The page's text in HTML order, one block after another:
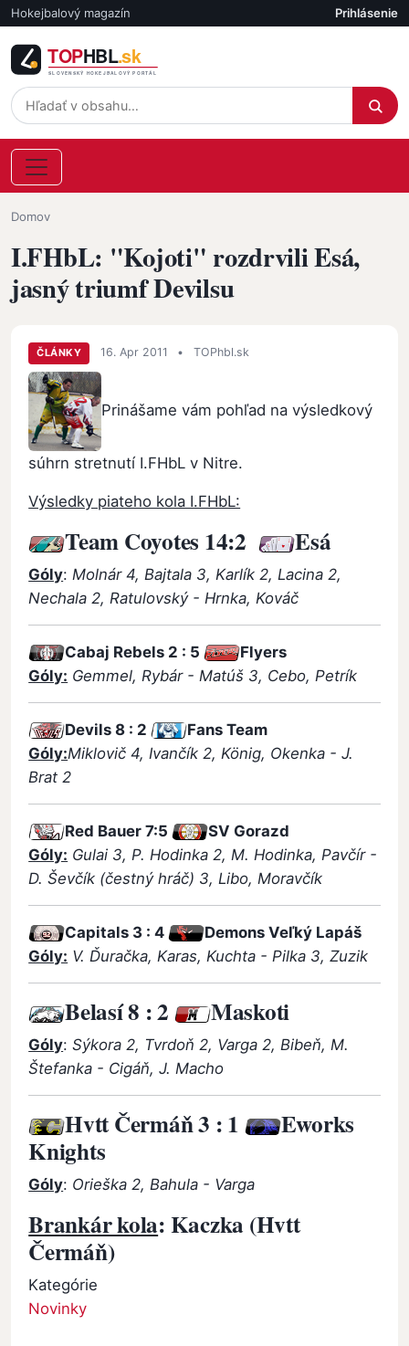
Skočiť na hlavný obsah
Hokejbalový magazín Účet
Prihlásenie
Omrvinka
Domov
I.FHbL: "Kojoti" rozdrvili Esá,
jasný triumf Devilsu
ČLÁNKY 16. Apr 2011 • TOPhbl.sk
Prinášame vám pohľad na výsledkový
súhrn stretnutí I.FHbL v Nitre.
Výsledky piateho kola I.FHbL:
Team Coyotes 14:2 Esá
Góly: Molnár 4, Bajtala 3, Karlík 2, Lacina 2,
Nechala 2, Ratulovský - Hrnka, Kováč
Cabaj Rebels 2 : 5
Flyers
Góly: Gemmel, Rybár - Matúš 3, Cebo, Petrík
Devils8 : 2
Fans Team
Góly:Miklovič 4, Ivančík 2, König, Okenka - J.
Brat 2
Red Bauer 7:5
SV Gorazd
Góly: Gulai 3, P. Hodinka 2, M. Hodinka, Pavčír -
D. Ševčík (čestný hráč) 3, Libo, Moravčík
Capitals 3 : 4
Demons Veľký Lapáš
Góly: V. Ďuračka, Karas, Kuchta - Pilka 3, Zuzik
Belasí8 : 2 Maskoti
Góly:Sýkora 2, Tvrdoň 2, Varga 2, Bibeň, M.
Štefanka - Cigáň, J. Macho
Hvtt Čermáň3 : 1
Eworks
Knights
Góly: Orieška 2, Bahula - Varga
Brankár kola:Kaczka (Hvtt
Čermáň)
Kategórie
Novinky